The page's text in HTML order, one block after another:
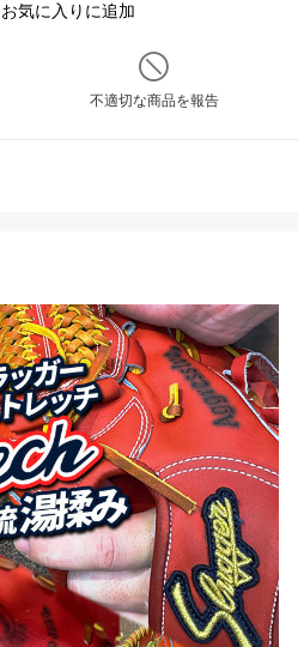
気に入りに追加
不適切な商品を報告